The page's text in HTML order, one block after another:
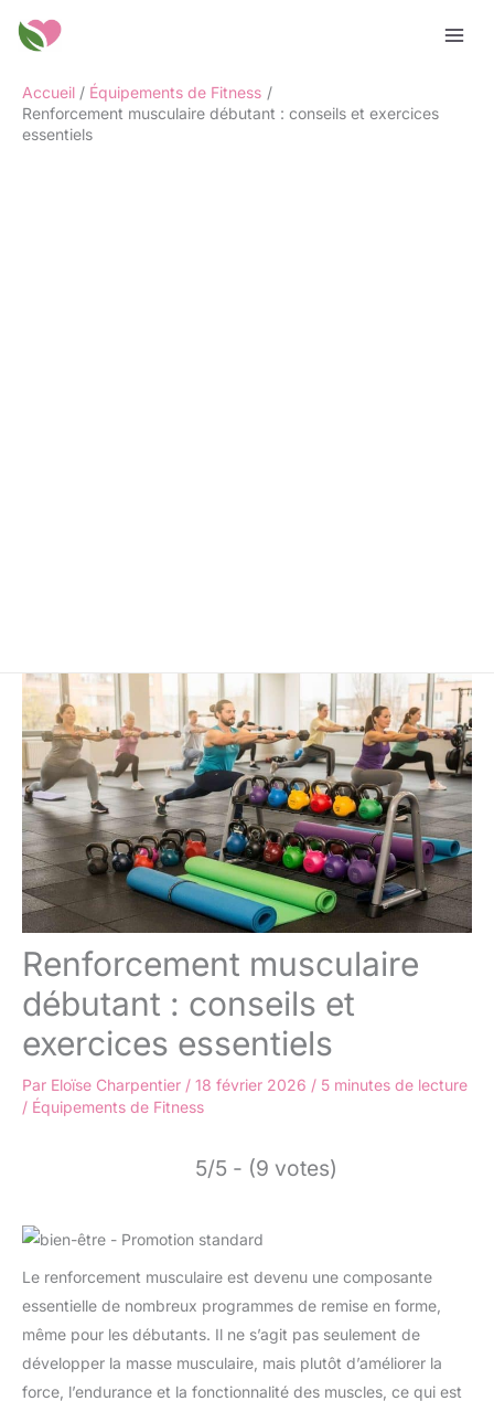
Accueil
Équipements de Fitness
Renforcement musculaire débutant : conseils et exercices
essentiels
Renforcement musculaire
débutant : conseils et
exercices essentiels
Par Eloïse Charpentier / 18 février 2026 / 5 minutes de lecture
/ Équipements de Fitness
5/5 - (9 votes)
Le renforcement musculaire est devenu une composante
essentielle de nombreux programmes de remise en forme,
même pour les débutants. Il ne s’agit pas seulement de
développer la masse musculaire, mais plutôt d’améliorer la
force, l’endurance et la fonctionnalité des muscles, ce qui est